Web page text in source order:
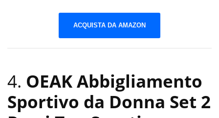
ACQUISTA DA AMAZON
4. OEAK Abbigliamento
Sportivo da Donna Set 2